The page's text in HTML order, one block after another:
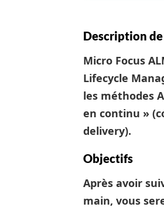
Description
Micro Focus
Lifecycle
les méthodes
en continu »
delivery).
Objectifs
Après avoir
main, vous